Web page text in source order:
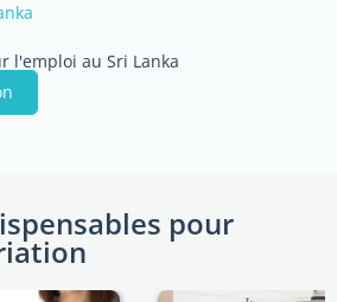
l'emploi au Sri Lanka
pour